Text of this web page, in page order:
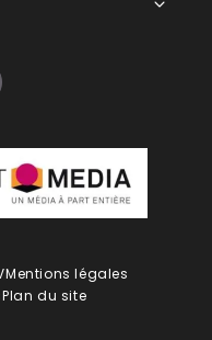
Mentions légales
Plan du site